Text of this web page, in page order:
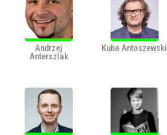
Andrzej
Anterszlak
Kuba Antoszewski